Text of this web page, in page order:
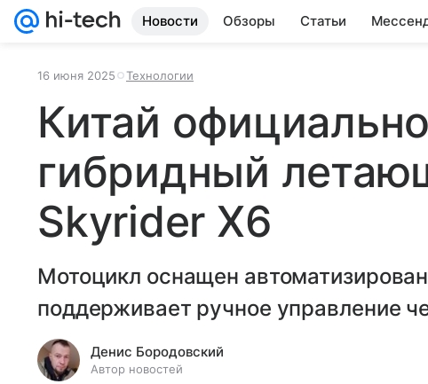
Новости Обзоры Статьи
16 июня 2025 Технологии
Китай
гибридный
Skyrider X6
Мотоцикл оснащен
поддерживает ручное управление
Денис Бородовский
Автор новостей